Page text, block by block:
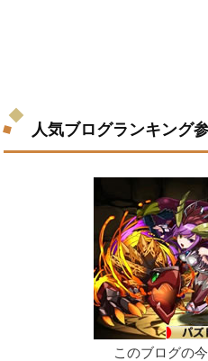
人気ブログランキング
このブログの